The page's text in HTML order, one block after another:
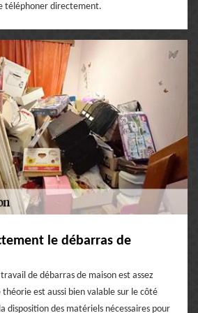
téléphoner directement.
le débarras de
de débarras de maison est assez
est aussi bien valable sur le côté
disposition des matériels nécessaires pour